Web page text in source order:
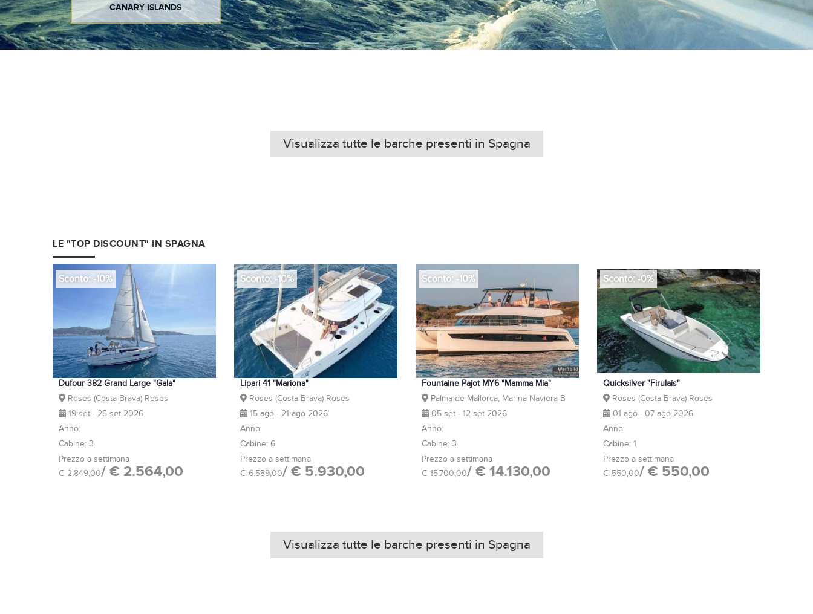
CANARY ISLANDS
Visualizza tutte le barche presenti in Spagna
LE "TOP DISCOUNT" IN SPAGNA
Sconto: -10%
Dufour 382 Grand Large "Gala"
Roses (Costa Brava)-Roses
19 set - 25 set 2026
Anno:
Cabine: 3
Prezzo a settimana
€ 2.849,00/ € 2.564,00
Sconto: -10%
Lipari 41 "Mariona"
Roses (Costa Brava)-Roses
15 ago - 21 ago 2026
Anno:
Cabine: 6
Prezzo a settimana
€ 6.589,00/ € 5.930,00
Sconto: -10%
Fountaine Pajot MY6 "Mamma Mia"
Palma de Mallorca, Marina Naviera B
05 set - 12 set 2026
Anno:
Cabine: 3
Prezzo a settimana
€ 15.700,00/ € 14.130,00
Sconto: -0%
Quicksilver "Firulais"
Roses (Costa Brava)-Roses
01 ago - 07 ago 2026
Anno:
Cabine: 1
Prezzo a settimana
€ 550,00/ € 550,00
Visualizza tutte le barche presenti in Spagna